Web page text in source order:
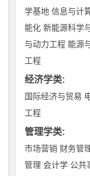
学基地 信息与计
能化 新能源科学
与动力工程 能源
工程
经济学类:
国际经济与贸易
工程
管理学类:
市场营销 财务管
管理 会计学 公共